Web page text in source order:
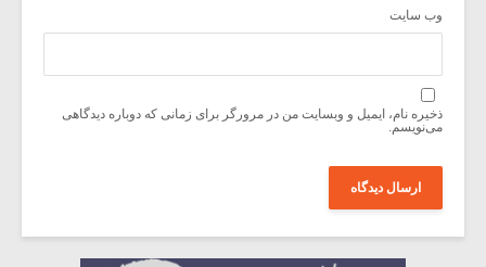
وب‌ سایت
ذخیره نام، ایمیل و وبسایت من در مرورگر برای زمانی که دوباره دیدگاهی
می‌نویسم.